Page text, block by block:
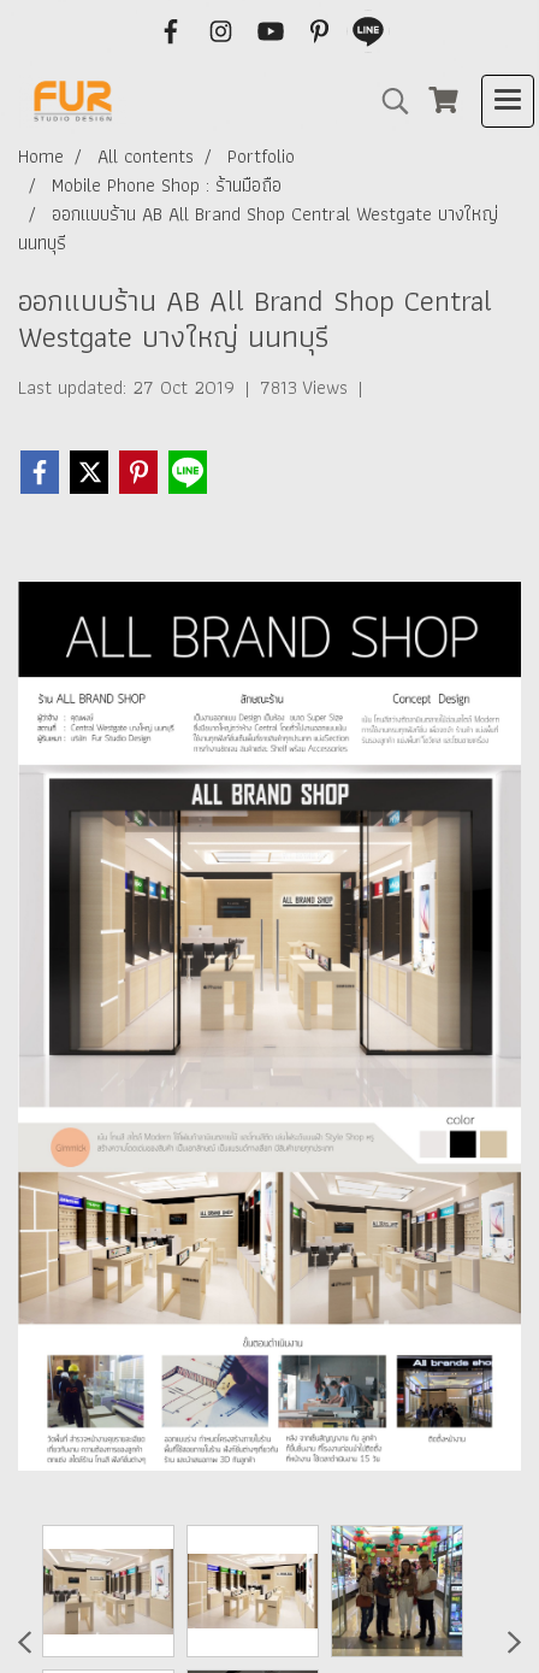
Home All contents
Portfolio
Mobile Phone Shop : ร้านมือถือ
ออกแบบร้าน AB All Brand Shop Central Westgate บางใหญ่
นนทบุรี
ออกแบบร้าน AB All Brand Shop Central
Westgate บางใหญ่ นนทบุรี
Last updated: 27 Oct 2019 | 7813 Views |